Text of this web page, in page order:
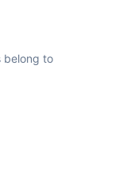
belong to